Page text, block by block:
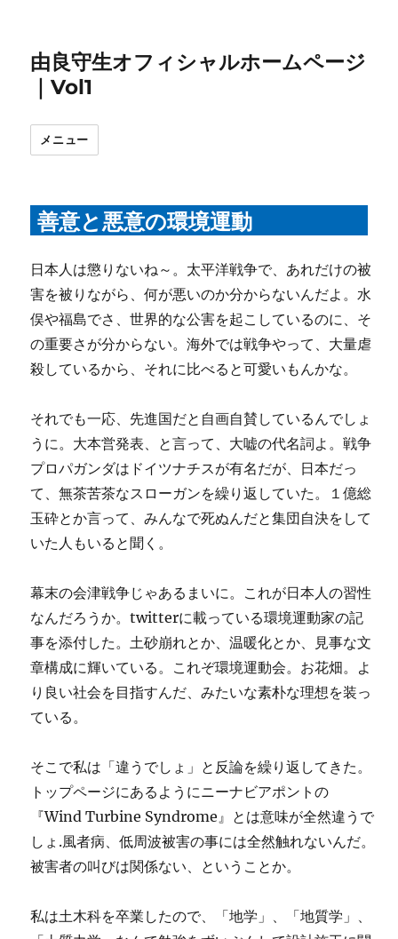
由良守生オフィシャルホームページ
｜Vol1
メニュー
善意と悪意の環境運動
日本人は懲りないね～。太平洋戦争で、あれだけの被
害を被りながら、何が悪いのか分からないんだよ。水
俣や福島でさ、世界的な公害を起こしているのに、そ
の重要さが分からない。海外では戦争やって、大量虐
殺しているから、それに比べると可愛いもんかな。
それでも一応、先進国だと自画自賛しているんでしょ
うに。大本営発表、と言って、大嘘の代名詞よ。戦争
プロパガンダはドイツナチスが有名だが、日本だっ
て、無茶苦茶なスローガンを繰り返していた。１億総
玉砕とか言って、みんなで死ぬんだと集団自決をして
いた人もいると聞く。
幕末の会津戦争じゃあるまいに。これが日本人の習性
なんだろうか。twitterに載っている環境運動家の記
事を添付した。土砂崩れとか、温暖化とか、見事な文
章構成に輝いている。これぞ環境運動会。お花畑。よ
り良い社会を目指すんだ、みたいな素朴な理想を装っ
ている。
そこで私は「違うでしょ」と反論を繰り返してきた。
トップページにあるようにニーナビアポントの
『Wind Turbine Syndrome』とは意味が全然違うで
しょ.風者病、低周波被害の事には全然触れないんだ。
被害者の叫びは関係ない、ということか。
私は土木科を卒業したので、「地学」、「地質学」、